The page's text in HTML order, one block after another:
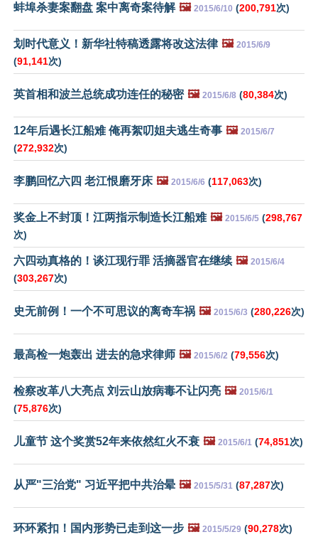
蚌埠杀妻案翻盘 案中离奇案待解 🖼️ 2015/6/10 (200,791次)
划时代意义！新华社特稿透露将改这法律 🖼️ 2015/6/9
(91,141次)
英首相和波兰总统成功连任的秘密 🖼️ 2015/6/8 (80,384次)
12年后遇长江船难 俺再絮叨姐夫逃生奇事 🖼️ 2015/6/7
(272,932次)
李鹏回忆六四 老江恨磨牙床 🖼️ 2015/6/6 (117,063次)
奖金上不封顶！江两指示制造长江船难 🖼️ 2015/6/5 (298,767
次)
六四动真格的！谈江现行罪 活摘器官在继续 🖼️ 2015/6/4
(303,267次)
史无前例！一个不可思议的离奇车祸 🖼️ 2015/6/3 (280,226次)
最高检一炮轰出 进去的急求律师 🖼️ 2015/6/2 (79,556次)
检察改革八大亮点 刘云山放病毒不让闪亮 🖼️ 2015/6/1
(75,876次)
儿童节 这个奖赏52年来依然红火不衰 🖼️ 2015/6/1 (74,851次)
从严"三治党" 习近平把中共治晕 🖼️ 2015/5/31 (87,287次)
环环紧扣！国内形势已走到这一步 🖼️ 2015/5/29 (90,278次)